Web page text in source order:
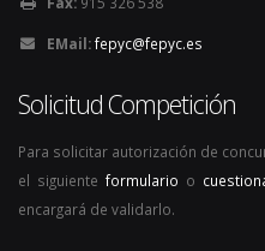
EMail:fepyc@fepyc.es
Solicitud Competición
Para solicitar autorización de
el siguiente formulario o
encargará de validarlo.